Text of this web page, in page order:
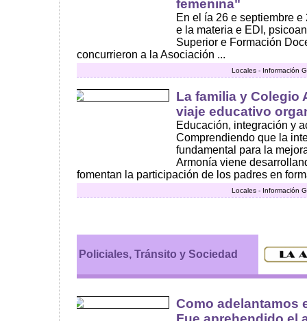
femenina"
En el ía 26 e septiembre
e la materia e EDI,
Superior e Formación
concurrieron a la Asociación ...
Locales - Información
La familia y Colegio
viaje educativo
Educación, integración y
Comprendiendo que la
fundamental para la
Armonía viene
fomentan la participación de los padres en
Locales - Información
Policiales, Tránsito y Sociedad
Como adelantamos